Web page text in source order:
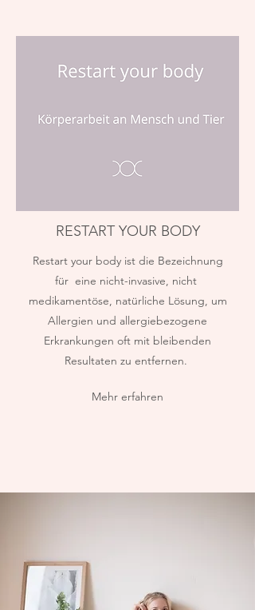
RESTART YOUR BODY
Restart your body ist die Bezeichnung
für eine nicht-invasive, nicht
medikamentöse, natürliche Lösung, um
Allergien und allergiebezogene
Erkrankungen oft mit bleibenden
Resultaten zu entfernen.
Mehr erfahren